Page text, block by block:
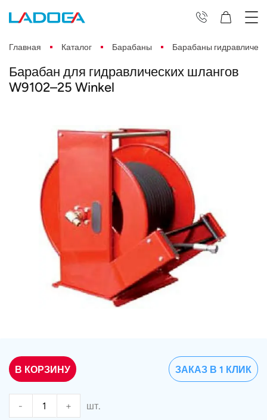
Главная Каталог Барабаны Барабаны
Барабан для гидравлических шлангов
W9102–25 Winkel
В КОРЗИНУ
- + шт.
ЗАКАЗ В 1 КЛИК